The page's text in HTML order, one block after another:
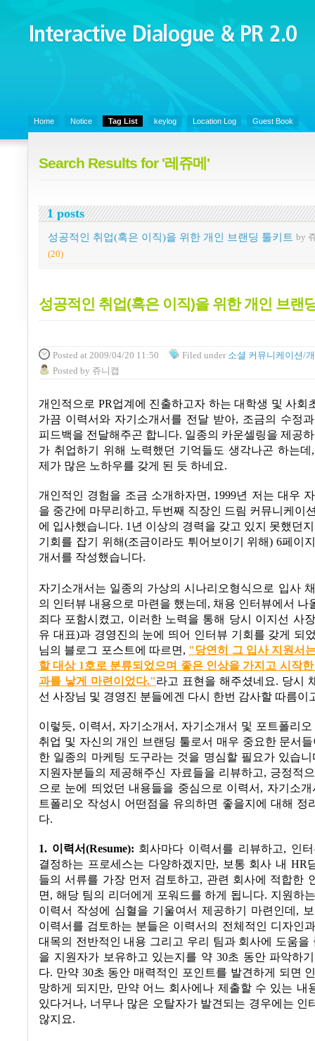
Interactive Dialogue &
PR 2.0
Home Notice Tag List keylog Location Log Guest Book
Search Results for '레쥬메'
1 posts
성공적인 취업(혹은 이직)을 위한 개인 브랜딩 툴키트 by
(20)
성공적인 취업(혹은 이직)을 위한 개인 브랜
Posted at 2009/04/20 11:50 Filed under 소셜 커뮤니케이션/
Posted by 쥬니캡
개인적으로 PR업계에 진출하고자 하는 대학생 및 사회
가끔 이력서와 자기소개서를 전달 받아, 조금의 수정
피드백을 전달해주곤 합니다. 일종의 카운셀링을 제공
가 취업하기 위해 노력했던 기억들도 생각나곤 하는데
제가 많은 노하우를 갖게 된 듯 하네요.
개인적인 경험을 조금 소개하자면, 1999년 저는 대우
을 중간에 마무리하고, 두번째 직장인 드림 커뮤니케이
에 입사했습니다. 1년 이상의 경력을 갖고 있지 못했던
기회를 잡기 위해(조금이라도 튀어보이기 위해) 6페이
개서를 작성했습니다.
자기소개서는 일종의 가상의 시나리오형식으로 입사
의 인터뷰 내용으로 마련을 했는데 , 채용 인터뷰에서 나
죄다 포함시켰고, 이러한 노력을 통해 당시 이지선 사
유 대표)과 경영진의 눈에 띄어 인터뷰 기회를 갖게 되
님의 블로그 포스트에 따르면, "당연히 그 입사 지원서
할 대상1호로 분류되었으며 좋은 인상을 가지고 시작
과를 낳게 마련이었다."라고 표현을 해주셨네요. 당시
선 사장님 및 경영진 분들에겐 다시 한번 감사할 따름이
이렇듯, 이력서 , 자기소개서 , 자기소개서 및 포트폴리
취업 및 자신의 개인 브랜딩 툴로서 매우 중요한 문서
한 일종의 마케팅 도구라는 것을 명심할 필요가 있습니
지원자분들의 제공해주신 자료들을 리뷰하고, 긍정적
으로 눈에 띄었던 내용들을 중심으로 이력서 , 자기소개
트폴리오 작성시 어떤점을 유의하면 좋을지에 대해 정
다.
1. 이력서(Resume): 회사마다 이력서를 리뷰하고, 인
결정하는 프로세스는 다양하겠지만, 보통 회사 내 HR
들의 서류를 가장 먼저 검토하고, 관련 회사에 적합한
면, 해당 팀의 리더에게 포워드를 하게 됩니다. 지원하
이력서 작성에 심혈을 기울여서 제공하기 마련인데 ,
이력서를 검토하는 분들은 이력서의 전체적인 디자인
대목의 전반적인 내용 그리고 우리 팀과 회사에 도움을
을 지원자가 보유하고 있는지를 약 30초 동안 파악하
다. 만약30초 동안 매력적인 포인트를 발견하게 되면
망하게 되지만, 만약 어느 회사에나 제출할 수 있는 내
있다거나, 너무나 많은 오탈자가 발견되는 경우에는 인
않지요.